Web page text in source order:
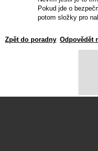
Pokud jde o
potom složky pro
Zpět do poradny Odpovědět